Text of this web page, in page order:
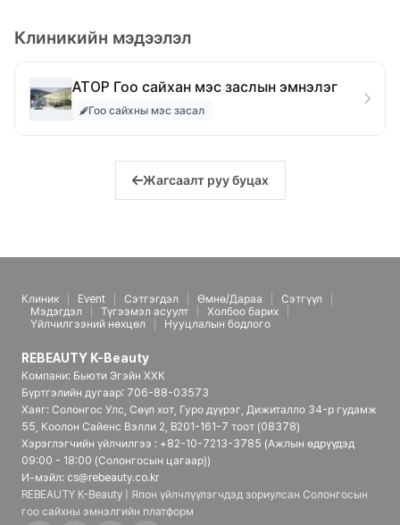
Клиникийн мэдээлэл
ATOP Гоо сайхан мэс заслын эмнэлэг
Гоо сайхны мэс засал
Жагсаалт руу буцах
Клиник Event Сэтгэгдэл Өмнө/Дараа
Сэтгүүл
Мэдэгдэл
Түгээмэл асуулт
Холбоо барих
Үйлчилгээний нөхцөл
Нууцлалын бодлого
REBEAUTY K-Beauty
Компани: Бьюти Эгэйн ХХК
Бүртгэлийн дугаар: 706-88-03573
Хаяг: Солонгос Улс, Сөүл хот, Гуро дүүрэг, Дижиталло 34-р гудамж
55, Коолон Сайенс Вэлли 2, B201-161-7 тоот (08378)
Хэрэглэгчийн үйлчилгээ : +82-10-7213-3785 (Ажлын өдрүүдэд
09:00 - 18:00 (Солонгосын цагаар))
И-мэйл: cs@rebeauty.co.kr
REBEAUTY K-Beauty | Япон үйлчлүүлэгчдэд зориулсан Солонгосын
гоо сайхны эмнэлгийн платформ